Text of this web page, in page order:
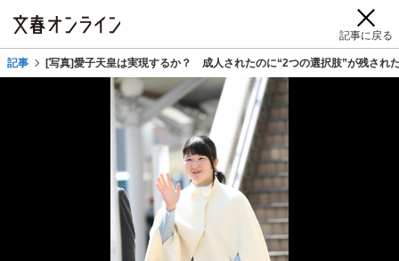
記事に戻る
記事 [写真]愛子天皇は実現するか？ 成人されたのに“2つの選択肢”が残され